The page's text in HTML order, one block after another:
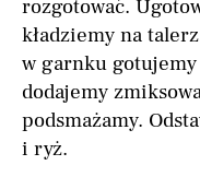
rozgotować.
kładziemy na
w garnku
dodajemy
podsmażamy.
i ryż.